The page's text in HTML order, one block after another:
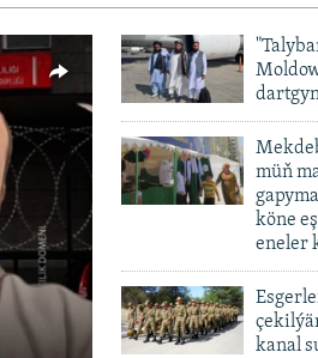
müň
köne
eneler
kanal